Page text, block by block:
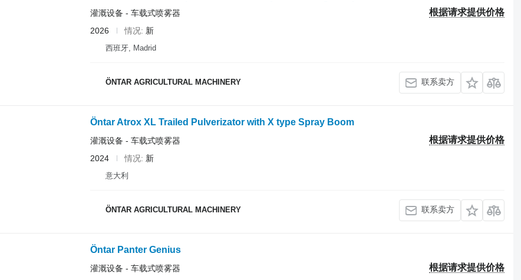
根据请求提供价格
灌溉设备 - 车载式喷雾器
2026
情况 新
西班牙, Madrid
ÖNTAR AGRICULTURAL MACHINERY 联系卖方
Öntar Atrox XL Trailed Pulverizator with X type Spray Boom
根据请求提供价格
灌溉设备 - 车载式喷雾器
2024
情况 新
意大利
ÖNTAR AGRICULTURAL MACHINERY 联系卖方
Öntar Panter Genius
根据请求提供价格
灌溉设备 - 车载式喷雾器